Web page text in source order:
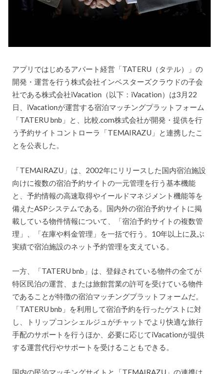
アプリではじめるアパート経営「TATERU（タテル）」の
開発・運営を行う株式会社インベスターズクラウドの子会
社である株式会社iVacation（以下：iVacation）は3月22
日、iVacationが運営する宿泊マッチングプラットフォーム
「TATERU bnb」と、比較.com株式会社が開発・提供を行
う予約サイトコントローラ「TEMAIRAZU」と連携したこ
とを公表した。
「TEMAIRAZU」は、2002年にリリースした国内宿泊施設
向けに複数の宿泊予約サイトの一元管理を行う基本機能
と、予約情報の高速取得やイールドマネジメント機能等を
備えたASPシステムである。国内外の宿泊予約サイトに掲
載している物件情報について、「宿泊予約サイトの複数管
理」、「在庫や料金管理」を一括で行う。10年以上に及ぶ
実績で宿泊施設のネット予約管理を支えている。
一方、「TATERU bnb」は、登録されている物件の全てが
特区民泊の運営、または旅館営業の許可を受けている物件
であることが特徴の宿泊マッチングプラットフォームだ。
「TATERU bnb」を利用して宿泊予約を行ったゲストに対
し、トリップコンシェルジュがチャットでより快適な旅行
手配のサポートを行うほか、必要に応じてiVacationが提供
する運営代行やサポートを受けることもできる。
国内の民泊マッチングサイトと「TEMAIRAZU」の連携は